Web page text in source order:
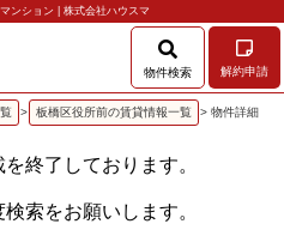
ンション | 株式会社ハウスマ
物件検索 解約申請
> 板橋区役所前の賃貸情報一覧 > 物件詳細
終了しております。
索をお願いします。